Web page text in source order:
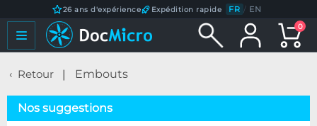
26 ans d'expérience Expédition rapide FR / EN
0
Retour Embouts
Nos suggestions